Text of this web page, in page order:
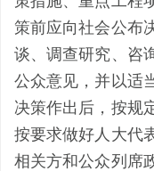
策前应向社会公布
谈、调查研究、咨
公众意见，并以适
决策作出后，按规
按要求做好人大代
相关方和公众列席